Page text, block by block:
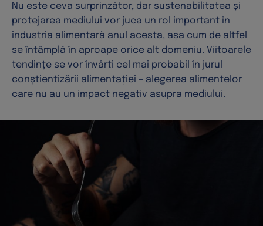
Nu este ceva surprinzător, dar sustenabilitatea și
protejarea mediului vor juca un rol important în
industria alimentară anul acesta, așa cum de altfel
se întâmplă în aproape orice alt domeniu. Viitoarele
tendințe se vor învârti cel mai probabil în jurul
conștientizării alimentației – alegerea alimentelor
care nu au un impact negativ asupra mediului.